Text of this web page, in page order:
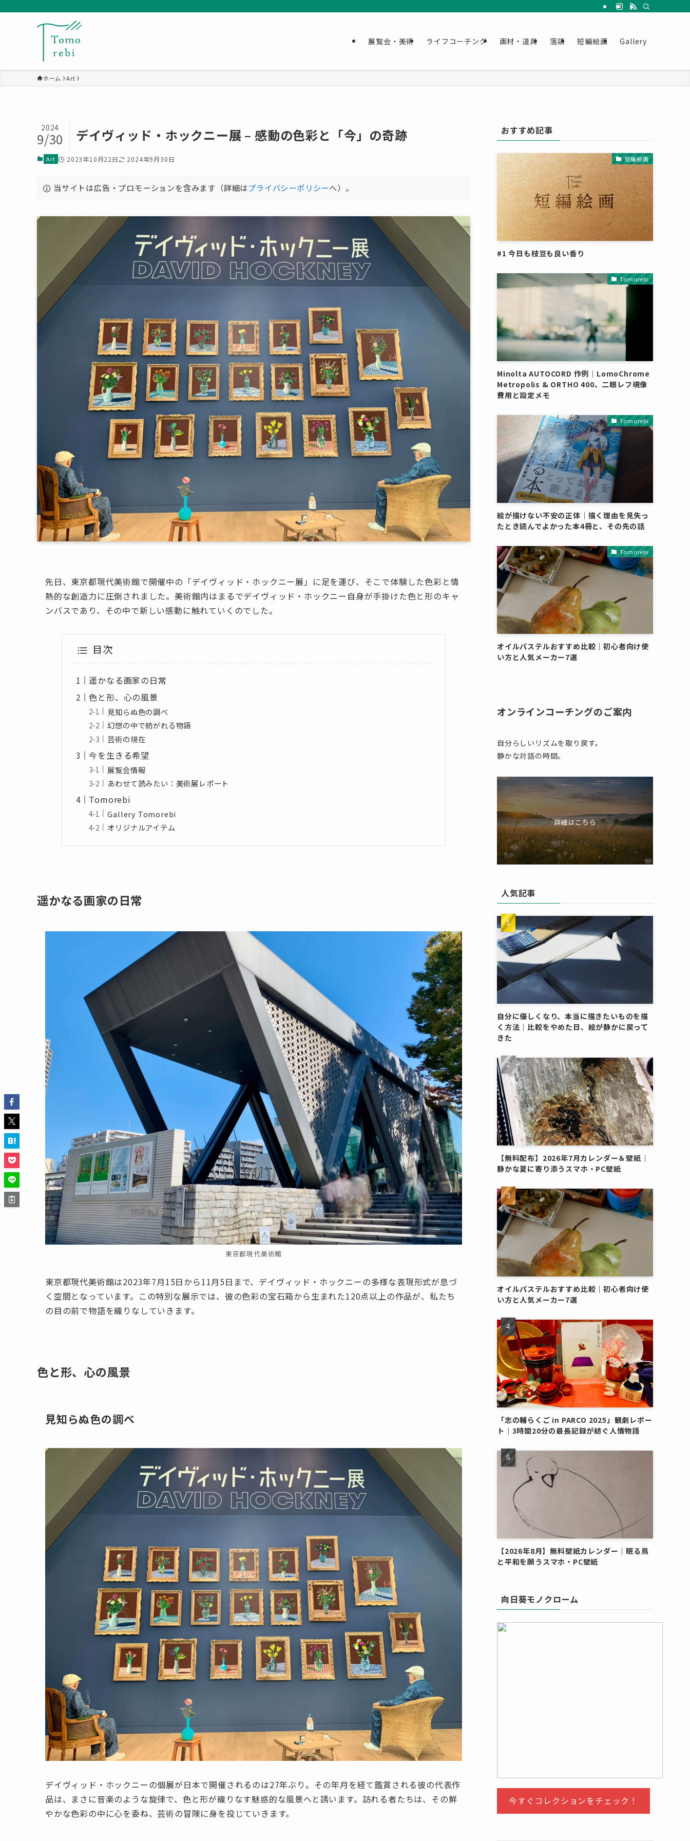
展覧会・美術 ライフコーチング 画材・道具 落語 短編絵画 Gallery
ホーム Art
デイヴィッド・ホックニー展 – 感動の色彩と「今」の奇跡
2024
9/30
Art 2023年10月22日 2024年9月30日
当サイトは広告・プロモーションを含みます（詳細はプライバシーポリシーへ）。
先日、東京都現代美術館で開催中の「デイヴィッド・ホックニー展」に足を運び、そこで体験した色彩と情
熱的な創造力に圧倒されました。美術館内はまるでデイヴィッド・ホックニー自身が手掛けた色と形のキャ
ンバスであり、その中で新しい感動に触れていくのでした。
目次
遥かなる画家の日常
色と形、心の風景
見知らぬ色の調べ
幻想の中で紡がれる物語
芸術の現在
今を生きる希望
展覧会情報
あわせて読みたい：美術展レポート
Tomorebi
Gallery Tomorebi
オリジナルアイテム
遥かなる画家の日常
東京都現代美術館
東京都現代美術館は2023年7月15日から11月5日まで、デイヴィッド・ホックニーの多様な表現形式が息づ
く空間となっています。この特別な展示では、彼の色彩の宝石箱から生まれた120点以上の作品が、私たち
の目の前で物語を織りなしていきます。
色と形、心の風景
見知らぬ色の調べ
デイヴィッド・ホックニーの個展が日本で開催されるのは27年ぶり。その年月を経て鑑賞される彼の代表作
品は、まさに音楽のような旋律で、色と形が織りなす魅惑的な風景へと誘います。訪れる者たちは、その鮮
やかな色彩の中に心を委ね、芸術の冒険に身を投じていきます。
おすすめ記事
短編絵画
#1 今日も枝豆も良い香り
Tomorebi
Minolta AUTOCORD 作例｜LomoChrome
Metropolis & ORTHO 400、二眼レフ現像
費用と設定メモ
Tomorebi
絵が描けない不安の正体｜描く理由を見失っ
たとき読んでよかった本4冊と、その先の話
Tomorebi
オイルパステルおすすめ比較｜初心者向け使
い方と人気メーカー7選
オンラインコーチングのご案内
自分らしいリズムを取り戻す。
静かな対話の時間。
詳細はこちら
人気記事
自分に優しくなり、本当に描きたいものを描
く方法｜比較をやめた日、絵が静かに戻って
きた
【無料配布】2026年7月カレンダー＆壁紙｜
静かな夏に寄り添うスマホ・PC壁紙
オイルパステルおすすめ比較｜初心者向け使
い方と人気メーカー7選
「志の輔らくご in PARCO 2025」観劇レポー
ト｜3時間20分の最長記録が紡ぐ人情物語
【2026年8月】無料壁紙カレンダー｜眠る鳥
と平和を願うスマホ・PC壁紙
向日葵モノクローム
今すぐコレクションをチェック！